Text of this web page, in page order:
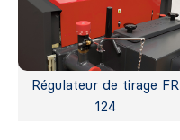
Régulateur de tirage FR
124